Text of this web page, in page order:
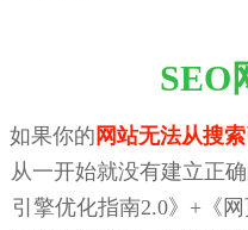
SEO
如果你的 网站无法从搜
从一开始就没有建立正
引擎优化指南2.0》+《